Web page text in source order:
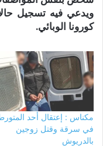
ويدعي فيه تسجيل
كورونا الوبائي.
مكناس : إعتقال أحد
في سرقة وقتل زوجين
بالدريوش